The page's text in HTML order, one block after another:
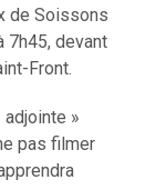
de Soissons
7h45, devant
Front.
»
pas filmer